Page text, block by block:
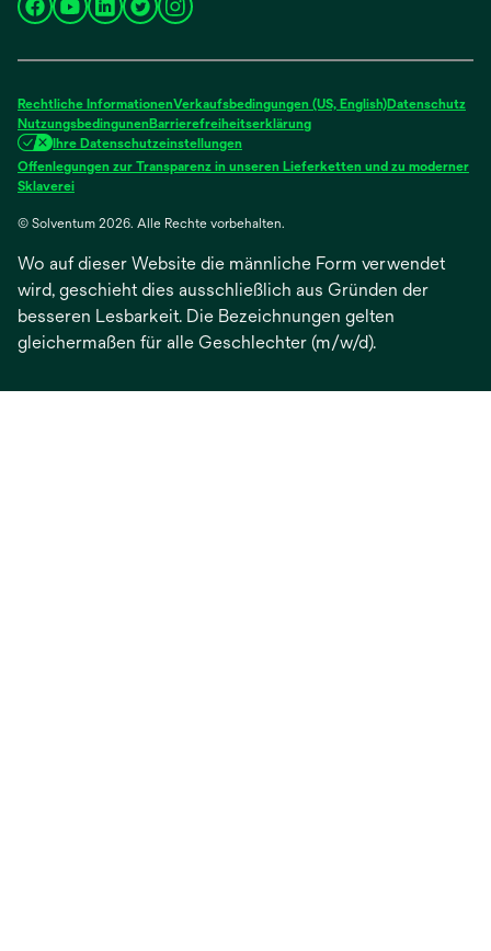
wird
neuen
Registerkarte
geöffnet
wird
neuen
Registerkarte
geöffnet
wird
neuen
Registerkarte
geöffnet
wird
neuen
Registerkarte
geöffnet
wird
neuen
Registerkarte
geöffnet
Rechtliche InformationenVerkaufsbedingungen (US, English)Datenschutz
NutzungsbedingunenBarrierefreiheitserklärung
Ihre Datenschutzeinstellungen
Offenlegungen zur Transparenz in unseren Lieferketten und zu moderner
Sklavereiwird
einer
Registerkarte
geöffnet
© Solventum 2026. Alle Rechte vorbehalten.
Wo auf dieser Website die männliche Form verwendet
wird, geschieht dies ausschließlich aus Gründen der
besseren Lesbarkeit. Die Bezeichnungen gelten
gleichermaßen für alle Geschlechter (m/w/d).